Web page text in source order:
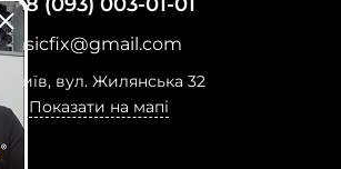
asicfix@gmail.com
м. Київ, вул. Жилянська 32
Показати на мапі